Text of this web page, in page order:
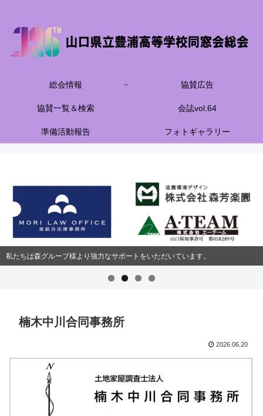
総会情報 協賛広告
協賛一覧＆検索 会誌vol.64
準備活動報告 フォトギャラリー
私たちは森グループ様より強力なサポートをいただいています。
楠木中川合同事務所
2026.06.20